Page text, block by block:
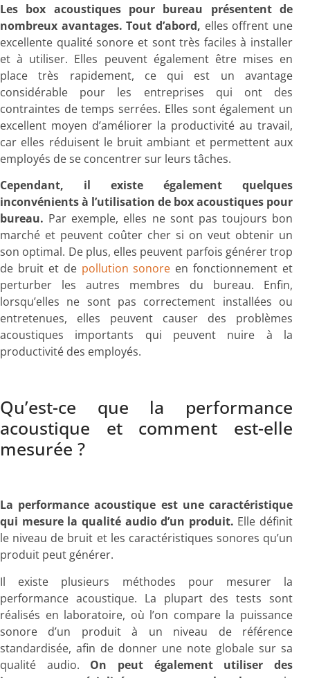
Les box acoustiques pour bureau présentent de
nombreux avantages. Tout d’abord, elles offrent une
excellente qualité sonore et sont très faciles à installer
et à utiliser. Elles peuvent également être mises en
place très rapidement, ce qui est un avantage
considérable pour les entreprises qui ont des
contraintes de temps serrées. Elles sont également un
excellent moyen d’améliorer la productivité au travail,
car elles réduisent le bruit ambiant et permettent aux
employés de se concentrer sur leurs tâches.
Cependant, il existe également quelques
inconvénients à l’utilisation de box acoustiques pour
bureau. Par exemple, elles ne sont pas toujours bon
marché et peuvent coûter cher si on veut obtenir un
son optimal. De plus, elles peuvent parfois générer trop
de bruit et de pollution sonore en fonctionnement et
perturber les autres membres du bureau. Enfin,
lorsqu’elles ne sont pas correctement installées ou
entretenues, elles peuvent causer des problèmes
acoustiques importants qui peuvent nuire à la
productivité des employés.
Qu’est-ce que la performance
acoustique et comment est-elle
mesurée ?
La performance acoustique est une caractéristique
qui mesure la qualité audio d’un produit. Elle définit
le niveau de bruit et les caractéristiques sonores qu’un
produit peut générer.
Il existe plusieurs méthodes pour mesurer la
performance acoustique. La plupart des tests sont
réalisés en laboratoire, où l’on compare la puissance
sonore d’un produit à un niveau de référence
standardisée, afin de donner une note globale sur sa
qualité audio. On peut également utiliser des